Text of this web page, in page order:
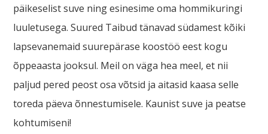
päikeselist suve ning esinesime oma hommikuringi
luuletusega. Suured Taibud tänavad südamest kõiki
lapsevanemaid suurepärase koostöö eest kogu
õppeaasta jooksul. Meil on väga hea meel, et nii
paljud pered peost osa võtsid ja aitasid kaasa selle
toreda päeva õnnestumisele. Kaunist suve ja peatse
kohtumiseni!